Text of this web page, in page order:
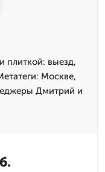
плиткой: выезд,
Москве,
Дмитрий и